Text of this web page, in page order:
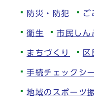
防災・防犯 ご
衛生 市民しん
まちづくり 区
手続チェックシ
地域のスポーツ